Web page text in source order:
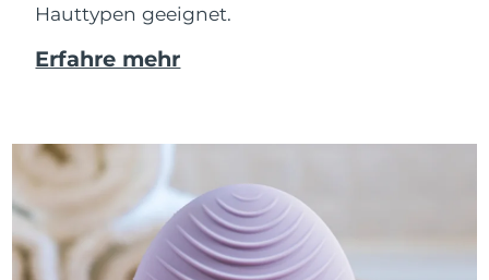
Hauttypen geeignet.
Erfahre mehr